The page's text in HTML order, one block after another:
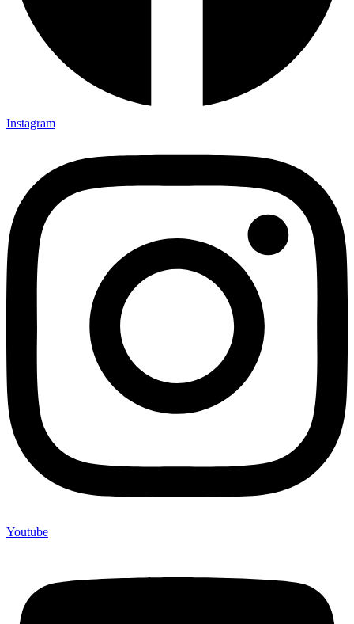
Instagram
Youtube